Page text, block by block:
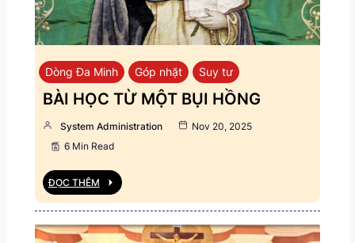
Dòng Đa Minh Góp nhặt Suy tư
BÀI HỌC TỪ MỘT BỤI HỒNG
System Administration
Nov 20, 2025
6 Min Read
ĐỌC THÊM